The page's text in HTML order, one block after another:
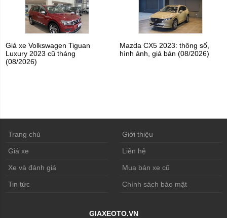
Giá xe Volkswagen Tiguan
Luxury 2023 cũ tháng
(08/2026)
Mazda CX5 2023: thông số,
hình ảnh, giá bán (08/2026)
Trang chủ Giới thiệu
Giá xe Liên hệ
Xe và đánh giá Mua bán xe cũ
Tin tức Chính sách bảo mật
GIAXEOTO.VN